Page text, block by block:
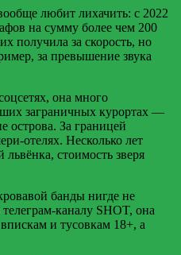
любит лихачить: с 2022
на сумму более чем 200
получила за скорость, но
за превышение звука
она много
заграничных курортах —
острова. За границей
отелях. Несколько лет
львёнка, стоимость зверя
банды нигде не
каналу SHOT, она
и тусовкам 18+, а